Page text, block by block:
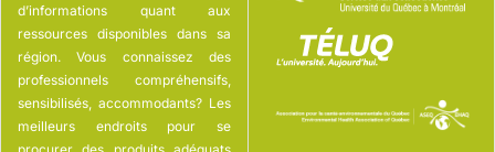
d’informations quant aux
ressources disponibles dans sa
région. Vous connaissez des
professionnels compréhensifs,
sensibilisés, accommodants? Les
meilleurs endroits pour se